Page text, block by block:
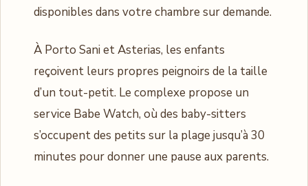
disponibles dans votre chambre sur demande.
À Porto Sani et Asterias, les enfants
reçoivent leurs propres peignoirs de la taille
d’un tout-petit. Le complexe propose un
service Babe Watch, où des baby-sitters
s’occupent des petits sur la plage jusqu’à 30
minutes pour donner une pause aux parents.